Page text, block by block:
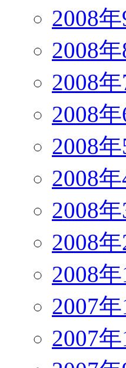
2008年
2008年
2008年
2008年
2008年
2008年
2008年
2008年
2008年
2007年
2007年